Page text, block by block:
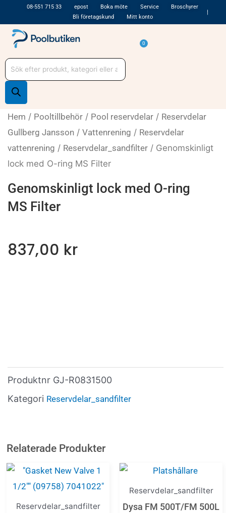
till
innehåll
08-551 715 33 epost Boka möte Service
Broschyrer
Bli företagskund
Mitt konto
0
Varukorg
Produktsökning
Hem / Pooltillbehör / Pool reservdelar / Reservdelar
Gullberg Jansson / Vattenrening / Reservdelar
vattenrening / Reservdelar_sandfilter / Genomskinligt
lock med O-ring MS Filter
Genomskinligt lock med O-ring
MS Filter
837,00 kr
Produktnr GJ-R0831500
Kategori Reservdelar_sandfilter
Relaterade Produkter
Reservdelar_sandfilter
Reservdelar_sandfilter
Dysa FM 500T/FM 500L